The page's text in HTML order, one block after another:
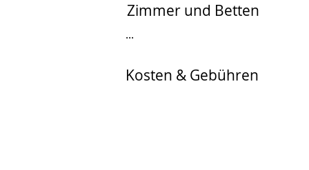
Zimmer und Betten
...
Kosten & Gebühren